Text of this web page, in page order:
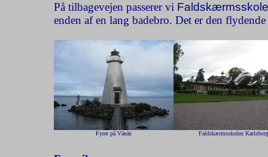
På tilbagevejen passerer vi
enden af en lang badebro. Det er den flydende
Fyret på Vänäs Faldskærmsskolen Karlsborg